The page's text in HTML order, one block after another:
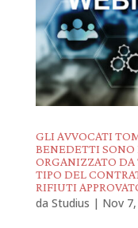
GLI AVVOCATI
BENEDETTI
ORGANIZZATO DA
TIPO DEL
RIFIUTI
da Studius | Nov